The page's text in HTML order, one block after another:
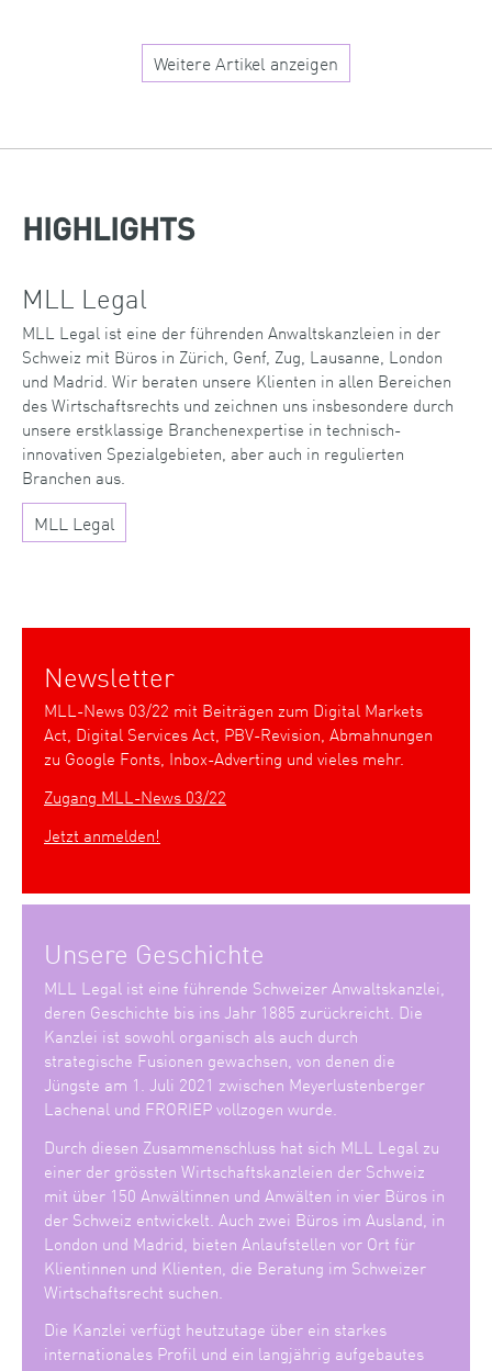
Weitere Artikel anzeigen
HIGHLIGHTS
MLL Legal
MLL Legal ist eine der führenden Anwaltskanzleien in der
Schweiz mit Büros in Zürich, Genf, Zug, Lausanne, London
und Madrid. Wir beraten unsere Klienten in allen Bereichen
des Wirtschaftsrechts und zeichnen uns insbesondere durch
unsere erstklassige Branchenexpertise in technisch-
innovativen Spezialgebieten, aber auch in regulierten
Branchen aus.
MLL Legal
Newsletter
MLL-News 03/22 mit Beiträgen zum Digital Markets
Act, Digital Services Act, PBV-Revision, Abmahnungen
zu Google Fonts, Inbox-Adverting und vieles mehr.
Zugang MLL-News 03/22
Jetzt anmelden!
Unsere Geschichte
MLL Legal ist eine führende Schweizer Anwaltskanzlei,
deren Geschichte bis ins Jahr 1885 zurückreicht. Die
Kanzlei ist sowohl organisch als auch durch
strategische Fusionen gewachsen, von denen die
Jüngste am 1. Juli 2021 zwischen Meyerlustenberger
Lachenal und FRORIEP vollzogen wurde.
Durch diesen Zusammenschluss hat sich MLL Legal zu
einer der grössten Wirtschaftskanzleien der Schweiz
mit über 150 Anwältinnen und Anwälten in vier Büros in
der Schweiz entwickelt. Auch zwei Büros im Ausland, in
London und Madrid, bieten Anlaufstellen vor Ort für
Klientinnen und Klienten, die Beratung im Schweizer
Wirtschaftsrecht suchen.
Die Kanzlei verfügt heutzutage über ein starkes
internationales Profil und ein langjährig aufgebautes